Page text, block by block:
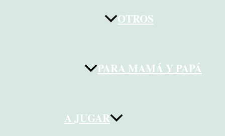
OTROS
PARA MAMÁ Y PAPÁ
A JUGAR